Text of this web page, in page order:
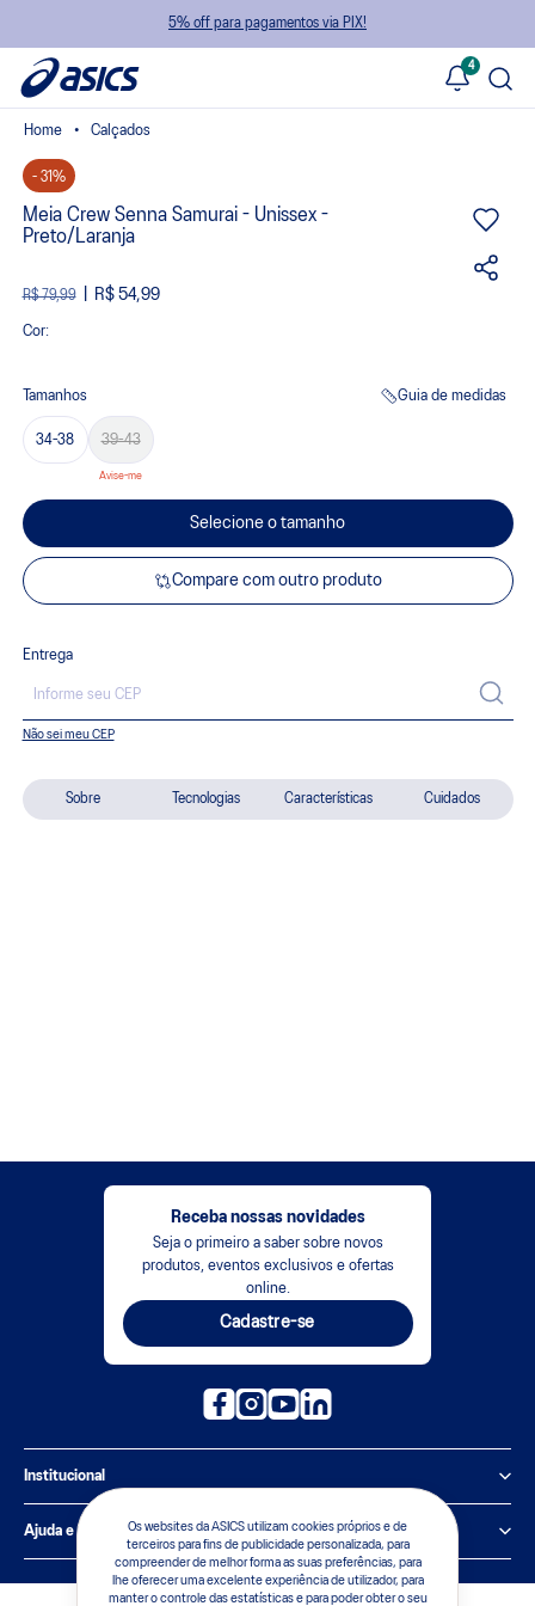
5% off para pagamentos via PIX!
4
Os websites da ASICS utilizam cookies próprios e de
terceiros para fins de publicidade personalizada, para
compreender de melhor forma as suas preferências, para
lhe oferecer uma excelente experiência de utilizador, para
manter o controle das estatísticas e para poder obter o seu
Sobre Tecnologias Características Cuidados
Calçados
- 31%
Meia Crew Senna Samurai - Unissex -
Preto/Laranja
R$ 79,99 R$ 54,99
Cor:
Tamanhos Guia de medidas
34-38 39-43
Selecione o tamanho
Compare com outro produto
Entrega
Não sei meu CEP
Receba nossas novidades
Seja o primeiro a saber sobre novos
produtos, eventos exclusivos e ofertas
online.
Cadastre-se
Institucional
Política de Privacidade
Sobre a ASICS
Ajuda e suporte
Central de Relacionamento